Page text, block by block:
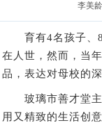
李美
育有4名孩子、8
在人世，然而，当
品，表达对母校的深
玻璃市善才堂主
用又精致的生活创